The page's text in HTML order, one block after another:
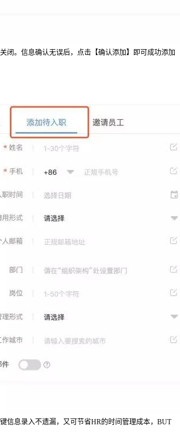
闭。信息确认无误后，点击【确认添加】即可成功添加
信息录入不遗漏，又可节省HR的时间管理成本，BUT